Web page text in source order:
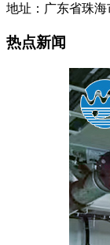
地址：广东省珠
热点新闻